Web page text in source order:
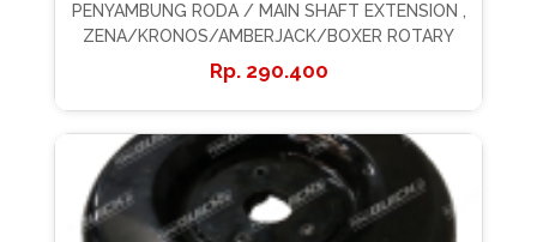
PENYAMBUNG RODA / MAIN SHAFT EXTENSION ,
ZENA/KRONOS/AMBERJACK/BOXER ROTARY
290.400